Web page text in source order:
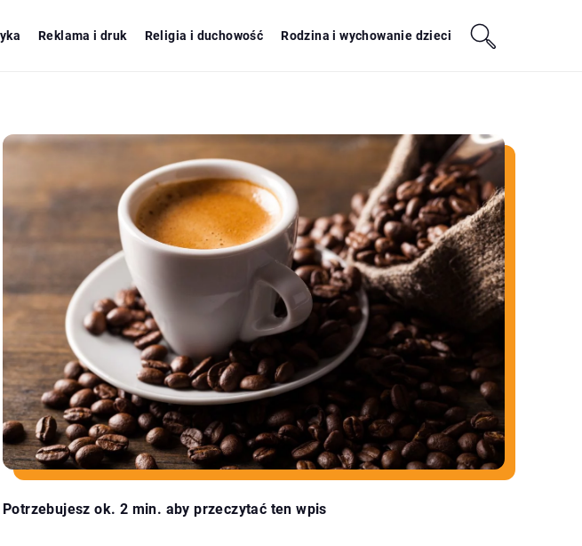
Reklama i druk Religia i duchowość Rodzina i wychowanie dzieci
Potrzebujesz ok. 2 min. aby przeczytać ten wpis